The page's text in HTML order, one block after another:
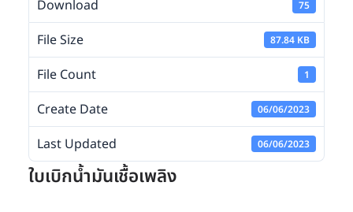
Download 75
File Size 87.84 KB
File Count 1
Create Date 06/06/2023
Last Updated 06/06/2023
ใบเบิกน้ำมันเชื้อเพลิง